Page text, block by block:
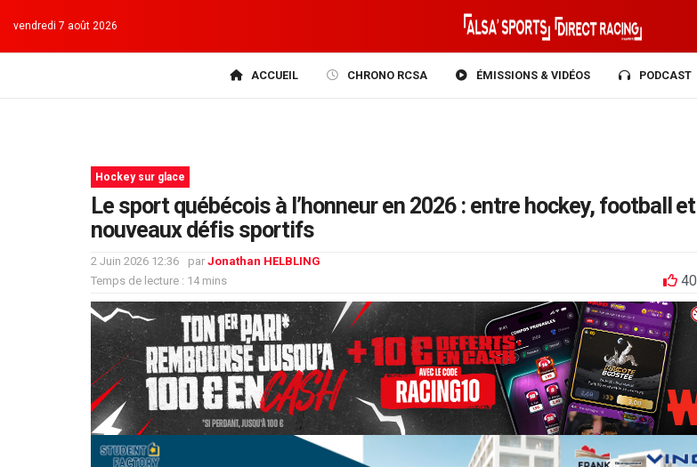
vendredi 7 août 2026
ACCUEIL CHRONO RCSA ÉMISSIONS & VIDÉOS PODCAST
Hockey sur glace
Le sport québécois à l’honneur en 2026 : entre hockey, football et
nouveaux défis sportifs
2 Juin 2026 12:36 par Jonathan HELBLING
Temps de lecture : 14 mins
40